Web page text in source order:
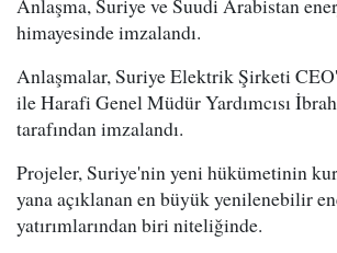
himayesinde imzalandı.
Anlaşmalar, Suriye Elektrik Şirketi
ile Harafi Genel Müdür Yardımcısı
tarafından imzalandı.
Projeler, Suriye'nin yeni hükümetinin
yana açıklanan en büyük yenilenebilir
yatırımlarından biri niteliğinde.